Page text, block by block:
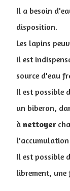
Il a besoin
disposition.
Les lapins
il est
source d'eau
Il est possible
un biberon,
à nettoyer
l'accumulation
Il est possible
librement, une